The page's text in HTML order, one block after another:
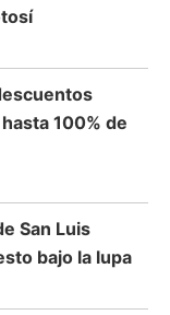
100% de
San Luis
bajo la lupa